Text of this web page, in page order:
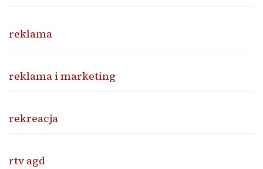
reklama
reklama i marketing
rekreacja
rtv agd